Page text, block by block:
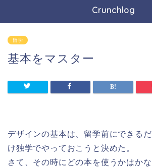
Crunchlog
留学
基本をマスター
デザインの基本は、留学前にできるだ
け独学でやっておこうと決めた。
さて、その時にどの本を使うかはかな